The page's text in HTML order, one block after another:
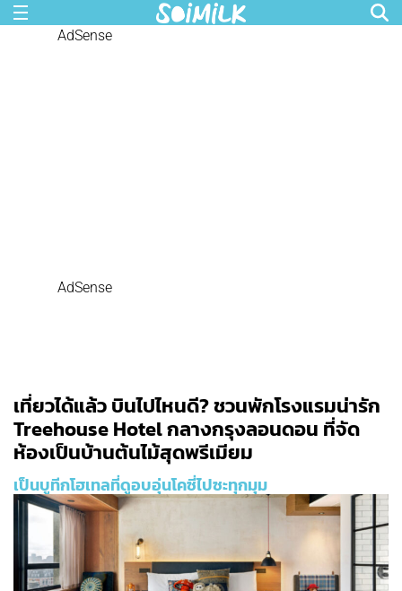
AdSense
AdSense
เที่ยวได้แล้ว บินไปไหนดี? ชวนพักโรงแรมน่ารัก
Treehouse Hotel กลางกรุงลอนดอน ที่จัด
ห้องเป็นบ้านต้นไม้สุดพรีเมียม
เป็นบูทีกโฮเทลที่ดูอบอุ่นโคซี่ไปซะทุกมุม